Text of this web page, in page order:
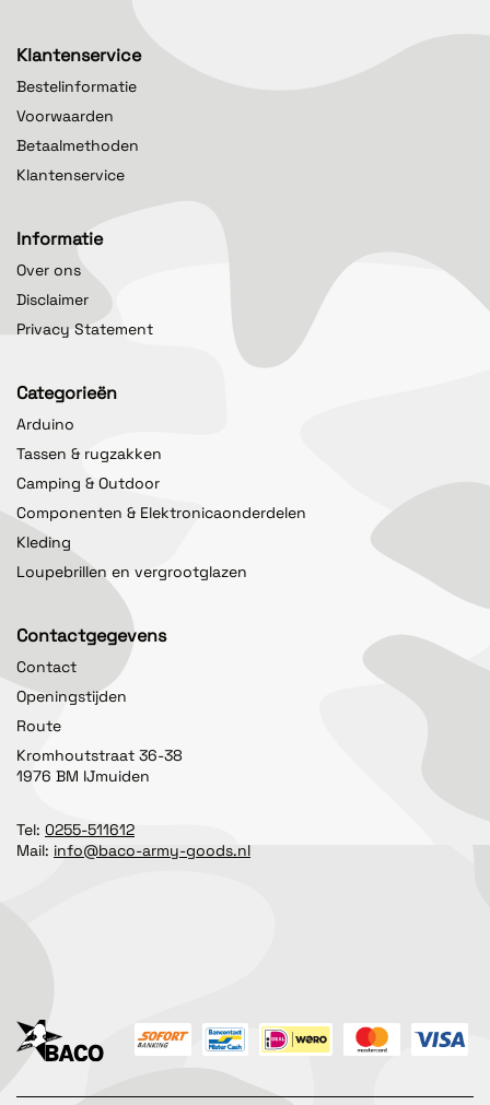
Klantenservice
Bestelinformatie
Voorwaarden
Betaalmethoden
Klantenservice
Informatie
Over ons
Disclaimer
Privacy Statement
Categorieën
Arduino
Tassen & rugzakken
Camping & Outdoor
Componenten & Elektronicaonderdelen
Kleding
Loupebrillen en vergrootglazen
Contactgegevens
Contact
Openingstijden
Route
Kromhoutstraat 36-38
1976 BM IJmuiden
Tel: 0255-511612
Mail: info@baco-army-goods.nl